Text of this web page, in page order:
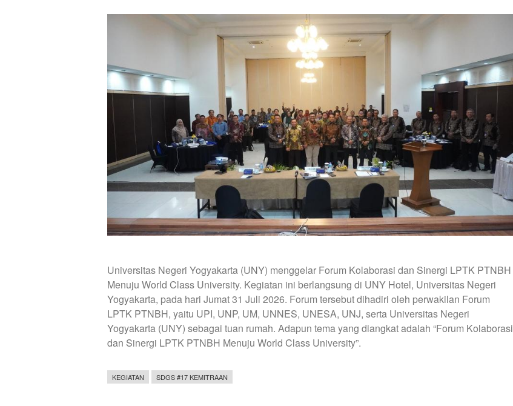
Universitas Negeri Yogyakarta (UNY) menggelar Forum Kolaborasi dan Sinergi LPTK PTNBH
Menuju World Class University. Kegiatan ini berlangsung di UNY Hotel, Universitas Negeri
Yogyakarta, pada hari Jumat 31 Juli 2026. Forum tersebut dihadiri oleh perwakilan Forum
LPTK PTNBH, yaitu UPI, UNP, UM, UNNES, UNESA, UNJ, serta Universitas Negeri
Yogyakarta (UNY) sebagai tuan rumah. Adapun tema yang diangkat adalah “Forum Kolaborasi
dan Sinergi LPTK PTNBH Menuju World Class University”.
KEGIATAN SDGS #17 KEMITRAAN